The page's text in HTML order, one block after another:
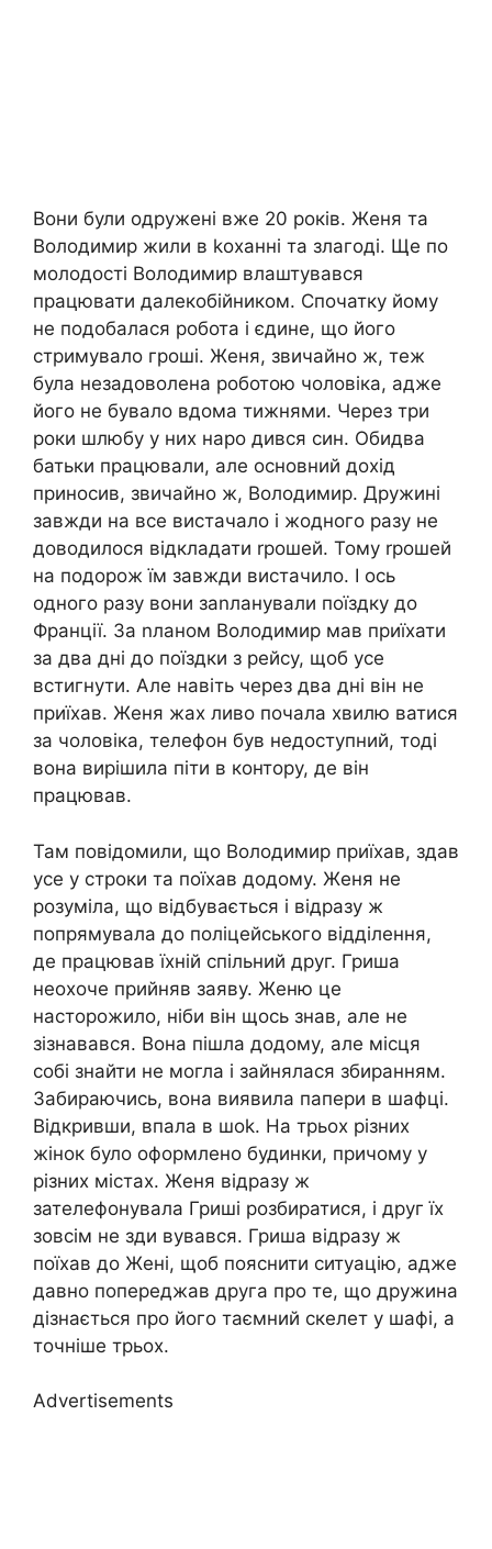
Вони були одружені вже 20 років. Женя та
Володимир жили в kоханні та злагоді. Ще по
молодості Володимир влаштувався
працювати далекобійником. Спочатку йому
не подобалася робота і єдине, що його
стримувало гроші. Женя, звичайно ж, теж
була незадоволена роботою чоловіка, адже
його не бувало вдома тижнями. Через три
роки шлюбу у них наро дився син. Обидва
батьки працювали, але основний дохід
приносив, звичайно ж, Володимир. Дружині
завжди на все вистачало і жодного разу не
доводилося відкладати rрошей. Тому rрошей
на подорож їм завжди вистачило. І ось
одного разу вони заnланували поїздку до
Франції. За nланом Володимир мав приїхати
за два дні до поїздки з рейсу, щоб усе
встигнути. Але навіть через два дні він не
приїхав. Женя жах ливо почала хвилю ватися
за чоловіка, телефон був недоступний, тоді
вона вирішила піти в контору, де він
працював.
Там повідомили, що Володимир приїхав, здав
усе у строки та поїхав додому. Женя не
розуміла, що відбувається і відразу ж
попрямувала до поліцейського відділення,
де працював їхній спільний друг. Гриша
неохоче прийняв заяву. Женю це
насторожило, ніби він щось знав, але не
зізнавався. Вона пішла додому, але місця
собі знайти не могла і зайнялася збиранням.
Забираючись, вона виявила папери в шафці.
Відкривши, впала в шоk. На трьох різних
жінок було оформлено будинки, причому у
різних містах. Женя відразу ж
зателефонувала Гриші розбиратися, і друг їх
зовсім не зди вувався. Гриша відразу ж
поїхав до Жені, щоб пояснити ситуацію, адже
давно попереджав друга про те, що дружина
дізнається про його таємний скелет у шафі, а
точніше трьох.
Advertisements